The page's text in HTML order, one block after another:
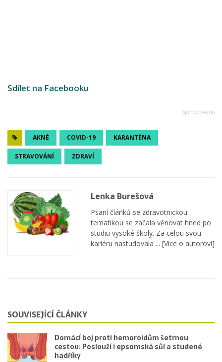
Sdílet na Facebooku
AKNÉ COVID-19 KARANTÉNA
STRAVOVÁNÍ ZDRAVÍ
Lenka Burešová
Psaní článků se zdravotnickou
tematikou se začala věnovat hned po
studiu vysoké školy. Za celou svou
kariéru nastudovala ... [Více o autorovi]
SOUVISEJÍCÍ ČLÁNKY
Domácí boj proti hemoroidům šetrnou
cestou: Poslouží i epsomská sůl a studené
hadříky